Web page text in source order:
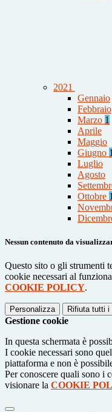
2021
Gennaio
Febbraio
Marzo 1
Aprile
Maggio
Giugno 1
Luglio
Agosto
Ottobre 1
Nessun contenuto da
Questo sito o gli strumenti
cookie necessari al
COOKIE POLICY.
Personalizza Rifiuta tutti i
Gestione cookie
In questa schermata è
I cookie necessari sono
piattaforma e non è
Per conoscere quali sono i
visionare la COOKIE